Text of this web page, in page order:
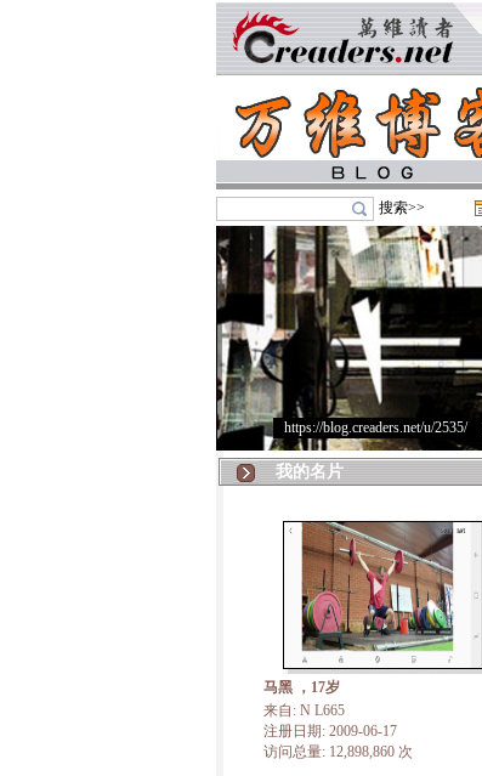
搜索>>
https://blog.creaders.net/u/2535/>
我的名片
马黑 ，17岁
来自: N L665
注册日期: 2009-06-17
访问总量: 12,898,860 次